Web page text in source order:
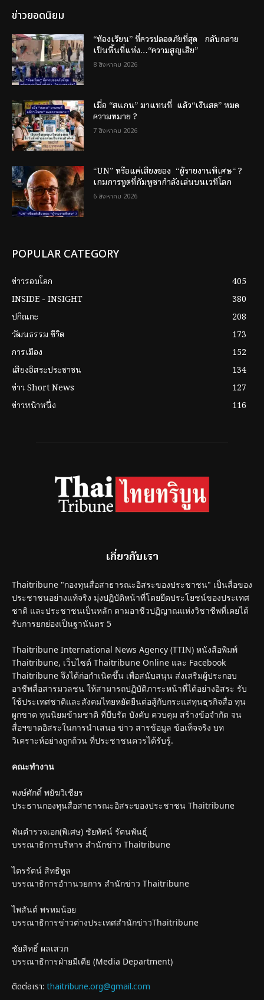
ข่าวยอดนิยม
“ห้องเรียน” ที่ควรปลอดภัยที่สุด กลับกลาย
เป็นพื้นที่แห่ง…“ความสูญเสีย”
8 สิงหาคม 2026
เมื่อ “สแกน” มาแทนที่ แล้ว“เงินสด” หมด
ความหมาย ?
7 สิงหาคม 2026
“UN” หรือแค่เสียงของ “ผู้รายงานพิเศษ“ ?
เกมการทูตที่กัมพูชากำลังเล่นบนเวทีโลก
6 สิงหาคม 2026
POPULAR CATEGORY
ข่าวรอบโลก
405
INSIDE - INSIGHT
380
ปกิณกะ
208
วัฒนธรรม ชีวิต
173
การเมือง
152
เสียงอิสระประชาชน
134
ข่าว Short News
127
ข่าวหน้าหนึ่ง
116
เกี่ยวกับเรา
Thaitribune "กองทุนสื่อสาธารณะอิสระของประชาชน" เป็นสื่อของ
ประชาชนอย่างแท้จริง มุ่งปฏิบัติหน้าที่โดยยึดประโยชน์ของประเทศ
ชาติ และประชาชนเป็นหลัก ตามอาชีวปฏิญาณแห่งวิชาชีพที่เคยได้
รับการยกย่องเป็นฐานันดร 5
Thaitribune International News Agency (TTIN) หนังสือพิมพ์
Thaitribune, เว็บไซต์ Thaitribune Online และ Facebook
Thaitribune จึงได้ก่อกำเนิดขึ้น เพื่อสนับสนุน ส่งเสริมผู้ประกอบ
อาชีพสื่อสารมวลชน ให้สามารถปฏิบัติภาระหน้าที่ได้อย่างอิสระ รับ
ใช้ประเทศชาติและสังคมไทยหยัดยืนต่อสู้กับกระแสทุนธุรกิจสื่อ ทุน
ผูกขาด ทุนนิยมข้ามชาติ ที่บีบรัด บังคับ ควบคุม สร้างข้อจำกัด จน
สื่อฯขาดอิสระในการนำเสนอ ข่าว สารข้อมูล ข้อเท็จจริง บท
วิเคราะห์อย่างถูกถ้วน ที่ประชาชนควรได้รับรู้.
คณะทำงาน
พงษ์ศักดิ์ พยัฆวิเชียร
ประธานกองทุนสื่อสาธารณะอิสระของประชาชน Thaitribune
พันตำรวจเอก(พิเศษ) ชัยทัศน์ รัตนพันธุ์
บรรณาธิการบริหาร สำนักข่าว Thaitribune
ไตรรัตน์ สิทธิทูล
บรรณาธิการอำานวยการ สำนักข่าว Thaitribune
ไพสันต์ พรหมน้อย
บรรณาธิการข่าวต่างประเทศสำนักข่าวThaitribune
ชัยสิทธิ์ ผลเสวก
บรรณาธิการฝ่ายมีเดีย (Media Department)
ติดต่อเรา: thaitribune.org@gmail.com